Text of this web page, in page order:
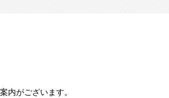
内がございます。